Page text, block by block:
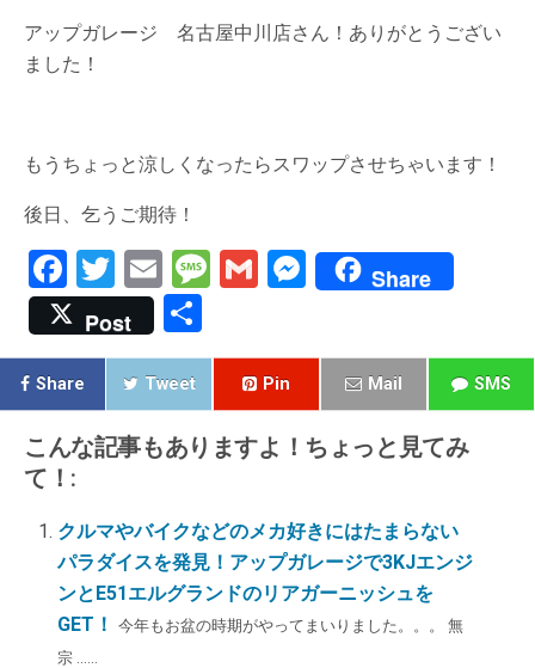
アップガレージ 名古屋中川店さん！ありがとうござい
ました！
もうちょっと涼しくなったらスワップさせちゃいます！
後日、乞うご期待！
F
a
ce
b
o
o
k
T
wi
tt
er
E
m
ail
M
s
g
e
G
ail
M
se
g
er
Share
Post
有
Share Tweet Pin Mail SMS
こんな記事もありますよ！ちょっと見てみ
て！:
クルマやバイクなどのメカ好きにはたまらない
パラダイスを発見！アップガレージで3KJエンジ
ンとE51エルグランドのリアガーニッシュを
GET！
今年もお盆の時期がやってまいりました。。。 無
宗 ......